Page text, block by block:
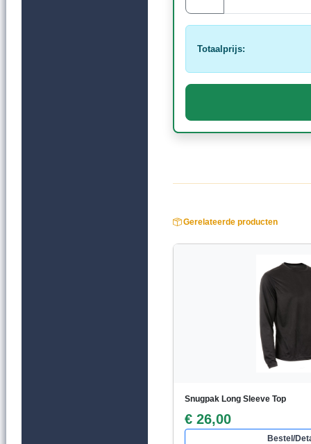
Totaalprijs:
Gerelateerde producten
Snugpak Long Sleeve Top
€ 26,00
Bestel/